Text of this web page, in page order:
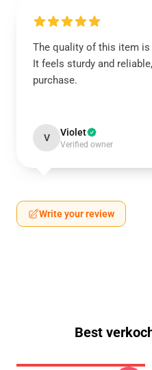
The quality of this item
It feels sturdy and
purchase.
V Violet
Verified owner
Write your review
Best